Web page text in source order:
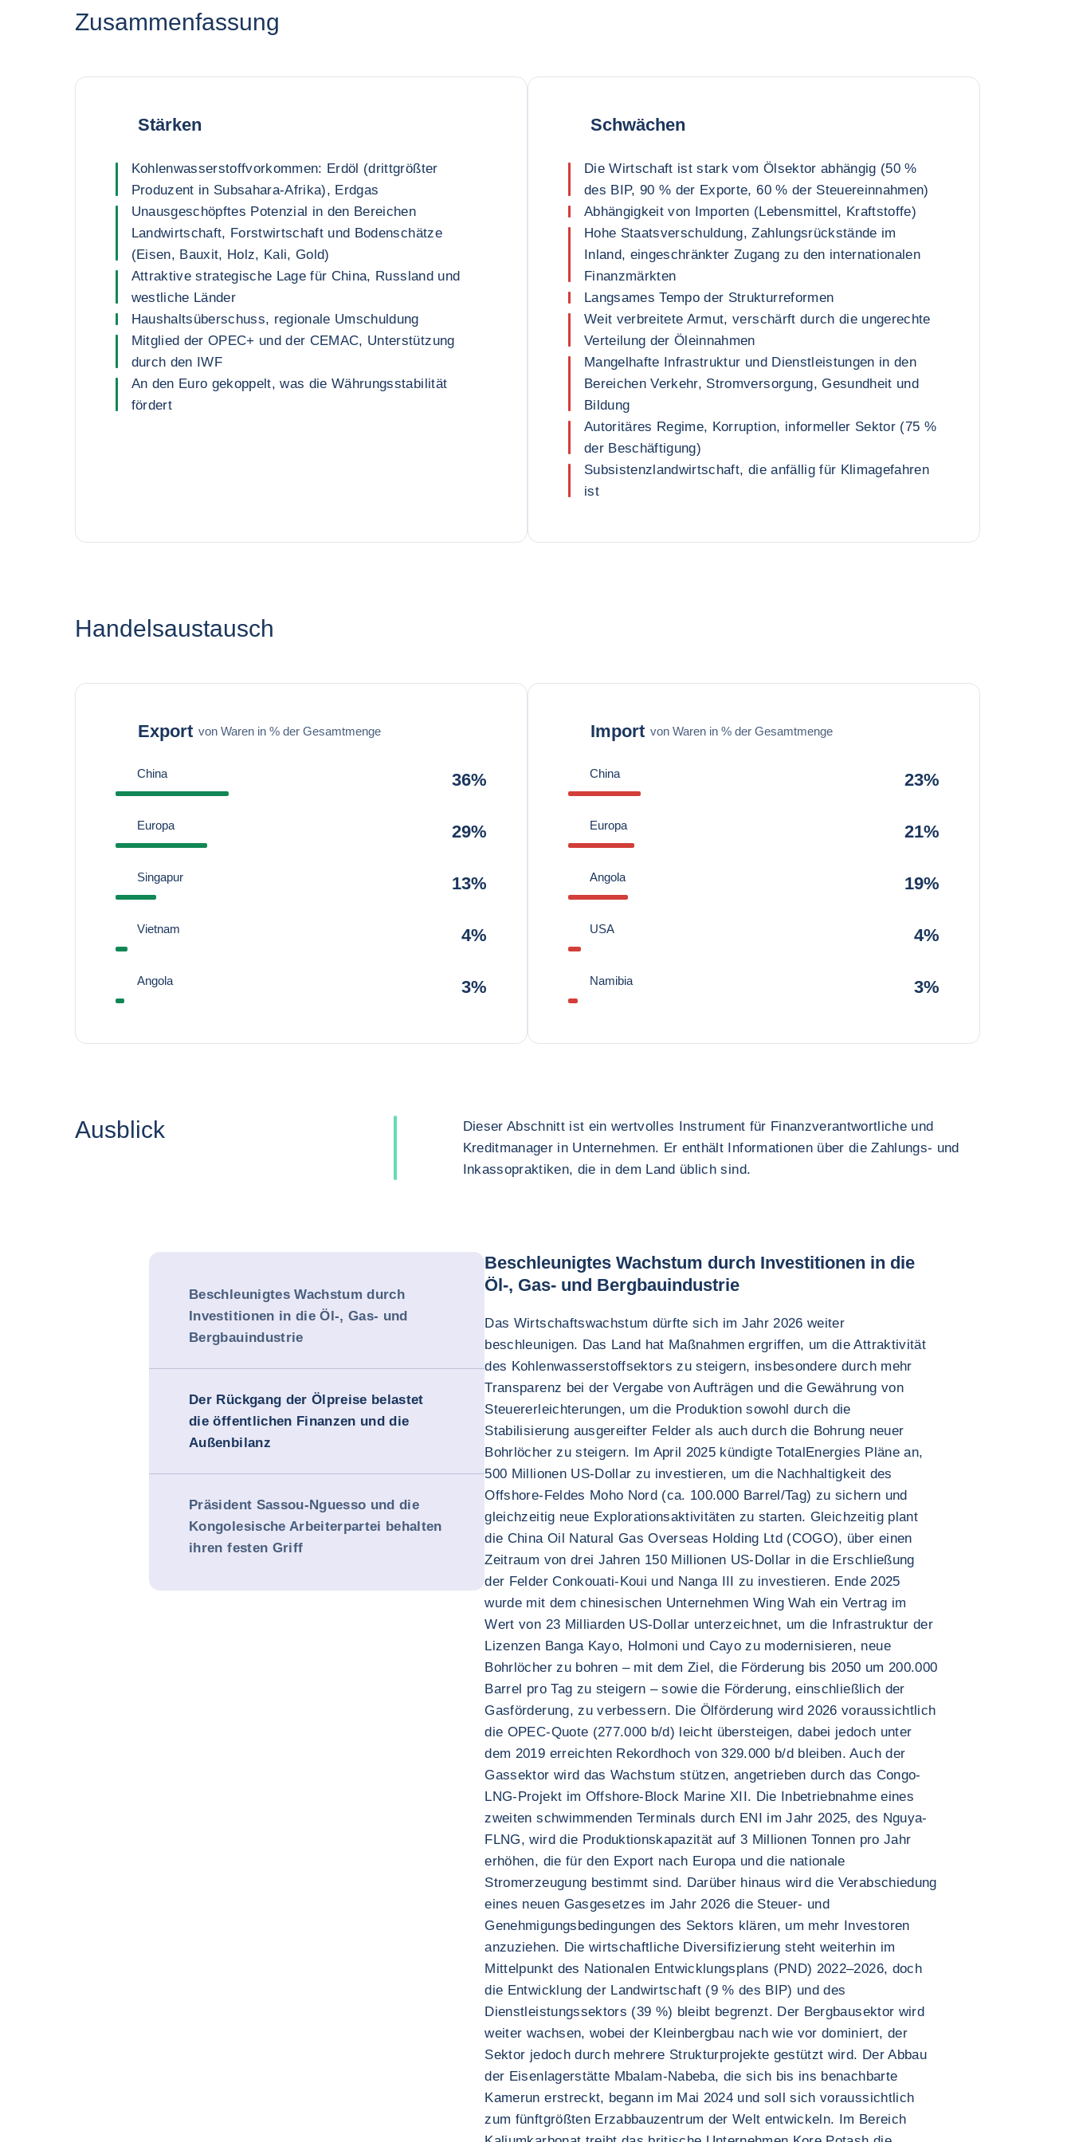
Zusammenfassung
Stärken
Kohlenwasserstoffvorkommen: Erdöl (drittgrößter
Produzent in Subsahara-Afrika), Erdgas
Unausgeschöpftes Potenzial in den Bereichen
Landwirtschaft, Forstwirtschaft und Bodenschätze
(Eisen, Bauxit, Holz, Kali, Gold)
Attraktive strategische Lage für China, Russland und
westliche Länder
Haushaltsüberschuss, regionale Umschuldung
Mitglied der OPEC+ und der CEMAC, Unterstützung
durch den IWF
An den Euro gekoppelt, was die Währungsstabilität
fördert
Schwächen
Die Wirtschaft ist stark vom Ölsektor abhängig (50 %
des BIP, 90 % der Exporte, 60 % der Steuereinnahmen)
Abhängigkeit von Importen (Lebensmittel, Kraftstoffe)
Hohe Staatsverschuldung, Zahlungsrückstände im
Inland, eingeschränkter Zugang zu den internationalen
Finanzmärkten
Langsames Tempo der Strukturreformen
Weit verbreitete Armut, verschärft durch die ungerechte
Verteilung der Öleinnahmen
Mangelhafte Infrastruktur und Dienstleistungen in den
Bereichen Verkehr, Stromversorgung, Gesundheit und
Bildung
Autoritäres Regime, Korruption, informeller Sektor (75 %
der Beschäftigung)
Subsistenzlandwirtschaft, die anfällig für Klimagefahren
ist
Handelsaustausch
Export von Waren in % der Gesamtmenge
China 36%
Europa 29%
Singapur 13%
Vietnam 4%
Angola 3%
Import von Waren in % der Gesamtmenge
China 23%
Europa 21%
Angola 19%
USA 4%
Namibia 3%
Ausblick
Dieser Abschnitt ist ein wertvolles Instrument für Finanzverantwortliche und
Kreditmanager in Unternehmen. Er enthält Informationen über die Zahlungs- und
Inkassopraktiken, die in dem Land üblich sind.
Beschleunigtes Wachstum durch
Investitionen in die Öl-, Gas- und
Bergbauindustrie
Der Rückgang der Ölpreise belastet
die öffentlichen Finanzen und die
Außenbilanz
Präsident Sassou-Nguesso und die
Kongolesische Arbeiterpartei behalten
ihren festen Griff
Beschleunigtes Wachstum durch Investitionen in die
Öl-, Gas- und Bergbauindustrie
Das Wirtschaftswachstum dürfte sich im Jahr 2026 weiter
beschleunigen. Das Land hat Maßnahmen ergriffen, um die Attraktivität
des Kohlenwasserstoffsektors zu steigern, insbesondere durch mehr
Transparenz bei der Vergabe von Aufträgen und die Gewährung von
Steuererleichterungen, um die Produktion sowohl durch die
Stabilisierung ausgereifter Felder als auch durch die Bohrung neuer
Bohrlöcher zu steigern. Im April 2025 kündigte TotalEnergies Pläne an,
500 Millionen US-Dollar zu investieren, um die Nachhaltigkeit des
Offshore-Feldes Moho Nord (ca. 100.000 Barrel/Tag) zu sichern und
gleichzeitig neue Explorationsaktivitäten zu starten. Gleichzeitig plant
die China Oil Natural Gas Overseas Holding Ltd (COGO), über einen
Zeitraum von drei Jahren 150 Millionen US-Dollar in die Erschließung
der Felder Conkouati-Koui und Nanga III zu investieren. Ende 2025
wurde mit dem chinesischen Unternehmen Wing Wah ein Vertrag im
Wert von 23 Milliarden US-Dollar unterzeichnet, um die Infrastruktur der
Lizenzen Banga Kayo, Holmoni und Cayo zu modernisieren, neue
Bohrlöcher zu bohren – mit dem Ziel, die Förderung bis 2050 um 200.000
Barrel pro Tag zu steigern – sowie die Förderung, einschließlich der
Gasförderung, zu verbessern. Die Ölförderung wird 2026 voraussichtlich
die OPEC-Quote (277.000 b/d) leicht übersteigen, dabei jedoch unter
dem 2019 erreichten Rekordhoch von 329.000 b/d bleiben. Auch der
Gassektor wird das Wachstum stützen, angetrieben durch das Congo-
LNG-Projekt im Offshore-Block Marine XII. Die Inbetriebnahme eines
zweiten schwimmenden Terminals durch ENI im Jahr 2025, des Nguya-
FLNG, wird die Produktionskapazität auf 3 Millionen Tonnen pro Jahr
erhöhen, die für den Export nach Europa und die nationale
Stromerzeugung bestimmt sind. Darüber hinaus wird die Verabschiedung
eines neuen Gasgesetzes im Jahr 2026 die Steuer- und
Genehmigungsbedingungen des Sektors klären, um mehr Investoren
anzuziehen. Die wirtschaftliche Diversifizierung steht weiterhin im
Mittelpunkt des Nationalen Entwicklungsplans (PND) 2022–2026, doch
die Entwicklung der Landwirtschaft (9 % des BIP) und des
Dienstleistungssektors (39 %) bleibt begrenzt. Der Bergbausektor wird
weiter wachsen, wobei der Kleinbergbau nach wie vor dominiert, der
Sektor jedoch durch mehrere Strukturprojekte gestützt wird. Der Abbau
der Eisenlagerstätte Mbalam-Nabeba, die sich bis ins benachbarte
Kamerun erstreckt, begann im Mai 2024 und soll sich voraussichtlich
zum fünftgrößten Erzabbauzentrum der Welt entwickeln. Im Bereich